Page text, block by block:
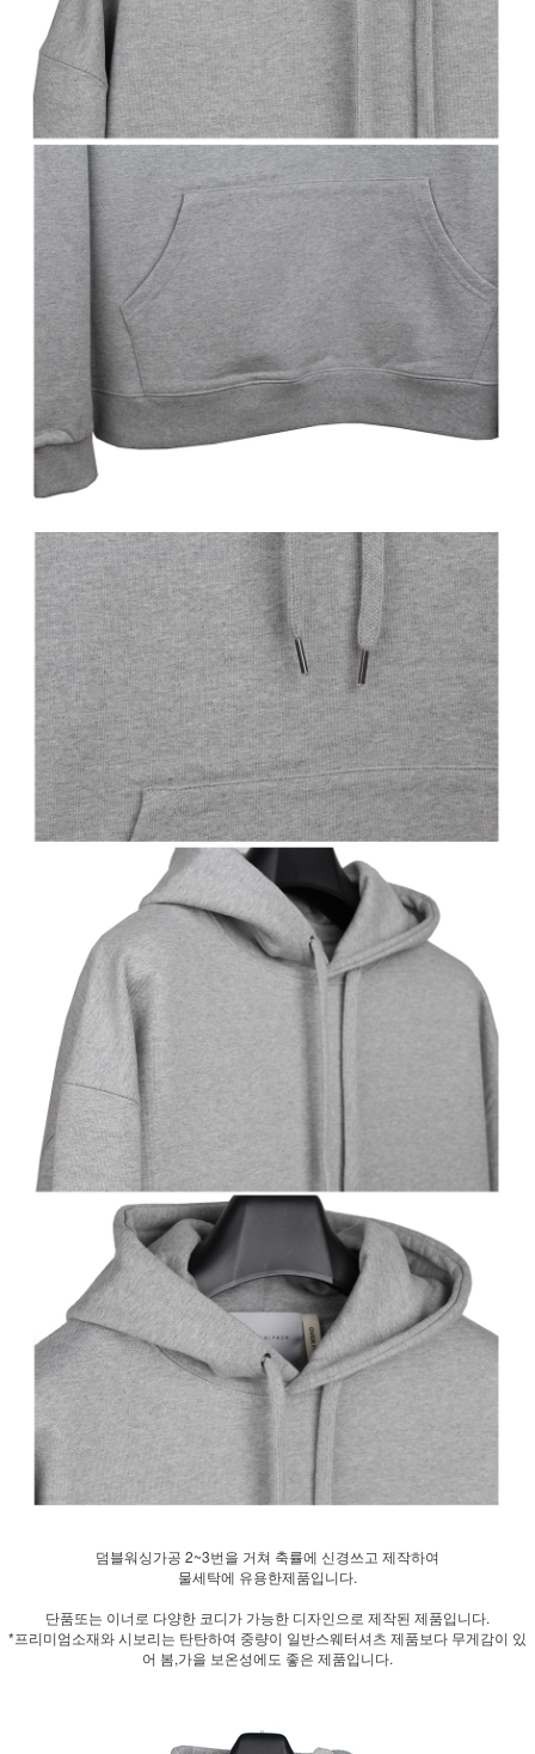
덤블워싱가공 2~3번을 거쳐 축률에 신경쓰고 제작하여
물세탁에 유용한제품입니다.
단품또는 이너로 다양한 코디가 가능한 디자인으로 제작된 제품입니다.
*프리미엄소재와 시보리는 탄탄하여 중량이 일반스웨터셔츠 제품보다 무게감이 있
어 봄,가을 보온성에도 좋은 제품입니다.